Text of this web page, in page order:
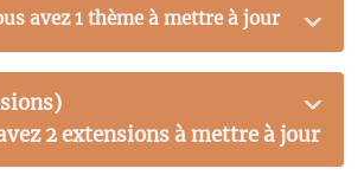
avez 1 thème à mettre à jour
2 extensions à mettre à jour